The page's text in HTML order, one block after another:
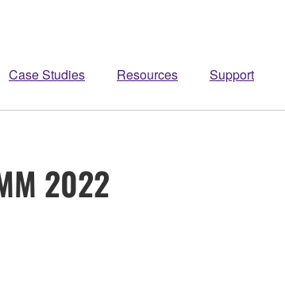
Case Studies Resources Support
2022